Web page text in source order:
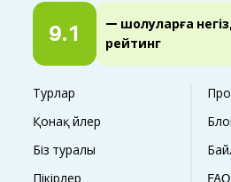
9.1
— шолуларға
рейтинг
Турлар
Қонақ үйлер
Біз туралы
Пікірлер
FAQ